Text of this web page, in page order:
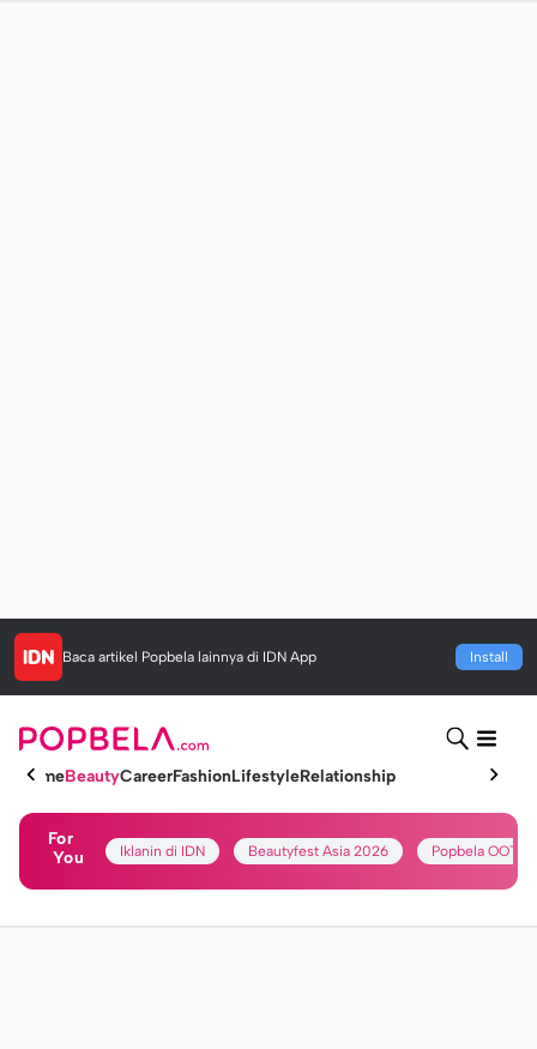
Baca artikel Popbela lainnya di IDN App Install
HomeBeautyCareerFashionLifestyleRelationship
For
You
Iklanin di IDN Beautyfest Asia 2026 Popbela OOTD